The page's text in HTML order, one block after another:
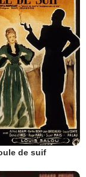
de suif